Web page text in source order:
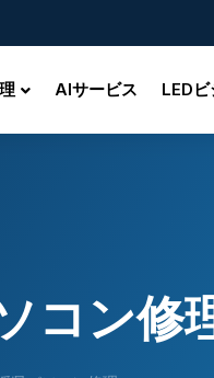
AIサービス LED
コン修